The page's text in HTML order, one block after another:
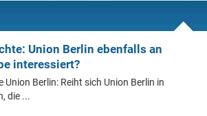
Union Berlin ebenfalls an
interessiert?
Union Berlin: Reiht sich Union Berlin in
die ...